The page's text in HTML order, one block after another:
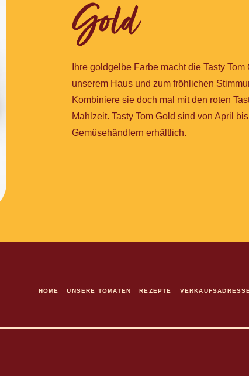
Gold
Ihre goldgelbe Farbe macht die Tasty
unserem Haus und zum fröhlichen
Kombiniere sie doch mal mit den roten
Mahlzeit. Tasty Tom Gold sind von April
Gemüsehändlern erhältlich.
HOME UNSERE TOMATEN REZEPTE